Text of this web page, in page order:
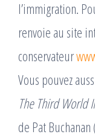
l’immigration.
renvoie au site
conservateur
Vous pouvez
The Third World
de Pat